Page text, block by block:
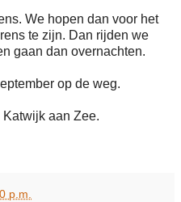
We hopen dan voor het
te zijn. Dan rijden we
gaan dan overnachten.
op de weg.
aan Zee.
p.m.